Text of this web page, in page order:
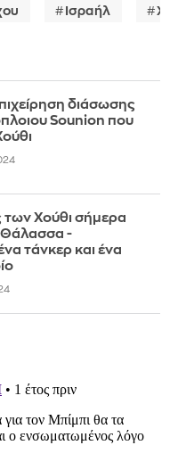
Ισραήλ
διάσωσης
Sounion που
των Χούθι σήμερα
-
τάνκερ και ένα